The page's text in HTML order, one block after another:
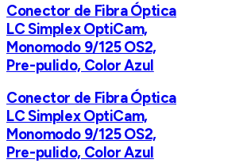
Conector de Fibra Óptica
LC Simplex OptiCam,
Monomodo 9/125 OS2,
Pre-pulido, Color Azul
Conector de Fibra Óptica
LC Simplex OptiCam,
Monomodo 9/125 OS2,
Pre-pulido, Color Azul